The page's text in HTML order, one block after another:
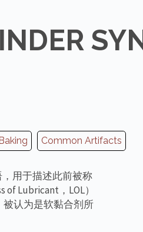
Common Artifacts
，用于描述此前被称
Lubricant，LOL）
认为是软黏合剂所